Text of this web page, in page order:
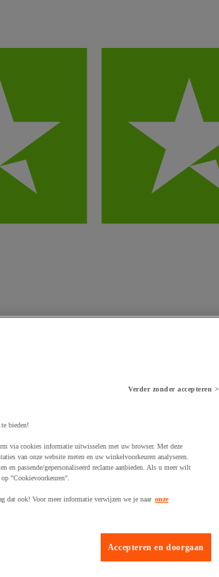
Verder zonder accepteren >
bieden!
via cookies informatie uitwisselen met uw browser. Met deze
van onze website meten en uw winkelvoorkeuren analyseren.
en passende/gepersonaliseerd reclame aanbieden. Als u meer wilt
"Cookievoorkeuren".
dat ook! Voor meer informatie verwijzen we je naar onze
Accepteren en doorgaan